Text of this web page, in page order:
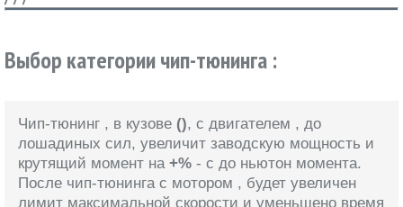
Выбор категории чип-тюнинга :
Чип-тюнинг , в кузове (), с двигателем , до
лошадиных сил, увеличит заводскую мощность и
крутящий момент на +% - с до ньютон момента.
После чип-тюнинга с мотором , будет увеличен
лимит максимальной скорости и уменьшено время